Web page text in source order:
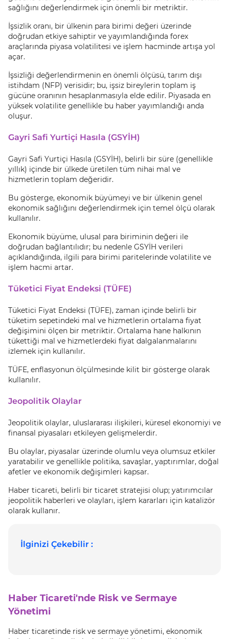
sağlığını değerlendirmek için önemli bir metriktir.
İşsizlik oranı, bir ülkenin para birimi değeri üzerinde
doğrudan etkiye sahiptir ve yayımlandığında forex
araçlarında piyasa volatilitesi ve işlem hacminde artışa yol
açar.
İşsizliği değerlendirmenin en önemli ölçüsü, tarım dışı
istihdam (NFP) verisidir; bu, işsiz bireylerin toplam iş
gücüne oranının hesaplanmasıyla elde edilir. Piyasada en
yüksek volatilite genellikle bu haber yayımlandığı anda
oluşur.
Gayri Safi Yurtiçi Hasıla (GSYİH)
Gayri Safi Yurtiçi Hasıla (GSYİH), belirli bir süre (genellikle
yıllık) içinde bir ülkede üretilen tüm nihai mal ve
hizmetlerin toplam değeridir.
Bu gösterge, ekonomik büyümeyi ve bir ülkenin genel
ekonomik sağlığını değerlendirmek için temel ölçü olarak
kullanılır.
Ekonomik büyüme, ulusal para biriminin değeri ile
doğrudan bağlantılıdır; bu nedenle GSYİH verileri
açıklandığında, ilgili para birimi paritelerinde volatilite ve
işlem hacmi artar.
Tüketici Fiyat Endeksi (TÜFE)
Tüketici Fiyat Endeksi (TÜFE), zaman içinde belirli bir
tüketim sepetindeki mal ve hizmetlerin ortalama fiyat
değişimini ölçen bir metriktir. Ortalama hane halkının
tükettiği mal ve hizmetlerdeki fiyat dalgalanmalarını
izlemek için kullanılır.
TÜFE, enflasyonun ölçülmesinde kilit bir gösterge olarak
kullanılır.
Jeopolitik Olaylar
Jeopolitik olaylar, uluslararası ilişkileri, küresel ekonomiyi ve
finansal piyasaları etkileyen gelişmelerdir.
Bu olaylar, piyasalar üzerinde olumlu veya olumsuz etkiler
yaratabilir ve genellikle politika, savaşlar, yaptırımlar, doğal
afetler ve ekonomik değişimleri kapsar.
Haber ticareti, belirli bir ticaret stratejisi olup; yatırımcılar
jeopolitik haberleri ve olayları, işlem kararları için katalizör
olarak kullanır.
İlginizi Çekebilir :
Haber Ticareti'nde Risk ve Sermaye
Yönetimi
Haber ticaretinde risk ve sermaye yönetimi, ekonomik